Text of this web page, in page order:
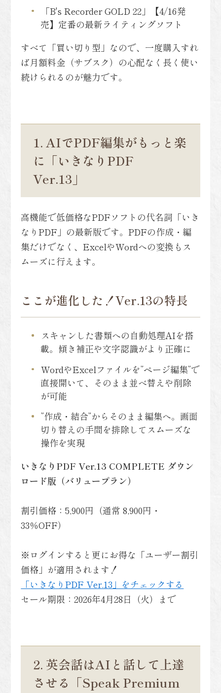
「B's Recorder GOLD 22」【4/16発
売】定番の最新ライティングソフト
すべて「買い切り型」なので、一度購入すれ
ば月額料金（サブスク）の心配なく長く使い
続けられるのが魅力です。
1. AIでPDF編集がもっと楽
に「いきなりPDF
Ver.13」
高機能で低価格なPDFソフトの代名詞「いき
なりPDF」の最新版です。PDFの作成・編
集だけでなく、ExcelやWordへの変換もス
ムーズに行えます。
ここが進化した！Ver.13の特長
スキャンした書類への自動処理AIを搭
載。傾き補正や文字認識がより正確に
WordやExcelファイルを”ページ編集”で
直接開いて、そのまま並べ替えや削除
が可能
”作成・結合”からそのまま編集へ。画面
切り替えの手間を排除してスムーズな
操作を実現
いきなりPDF Ver.13 COMPLETE ダウン
ロード版（バリュープラン）
割引価格：5,900円（通常 8,900円・
33％OFF）
※ログインすると更にお得な「ユーザー割引
価格」が適用されます！
「いきなりPDF Ver.13」をチェックする
セール期限：2026年4月28日（火）まで
2. 英会話はAIと話して上達
させる「Speak Premium